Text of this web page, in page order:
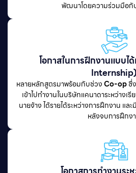
พัฒนาโดยความร่วมมือกั
โอกาสในการฝึกงานแบบไ
Internship)
หลายหลักสูตรมาพร้อมกับช่วงCo-opซึ่
เข้าไปทำงานในบริษัทแคนาดาระหว่าง
นายจ้าง ได้รายได้ระหว่างการฝึกงาน แ
หลังจบการฝึกง